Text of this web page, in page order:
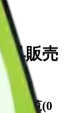
具販売
売一覧(0